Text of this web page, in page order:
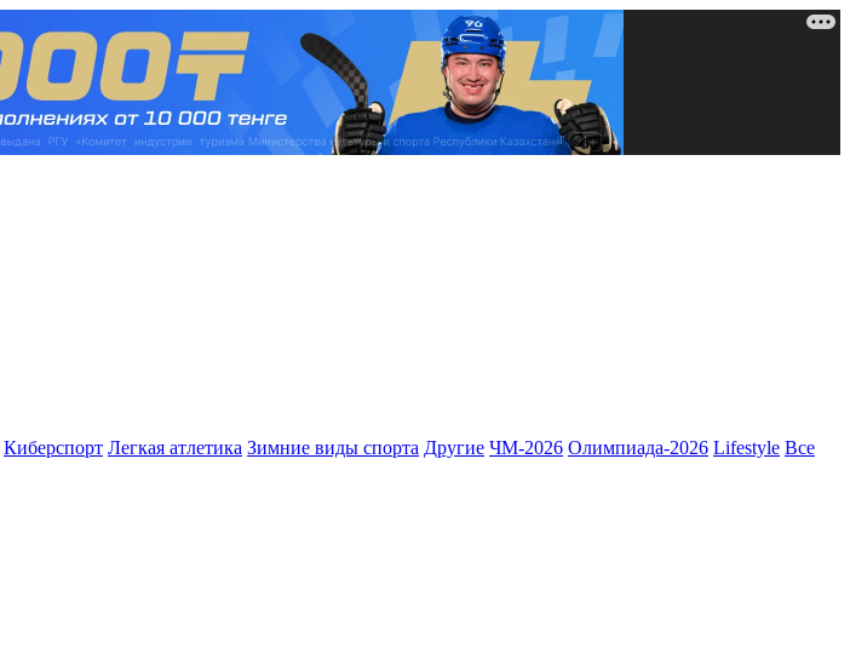
Киберспорт Легкая атлетика Зимние виды спорта Другие ЧМ-2026 Олимпиада-2026 Lifestyle Все